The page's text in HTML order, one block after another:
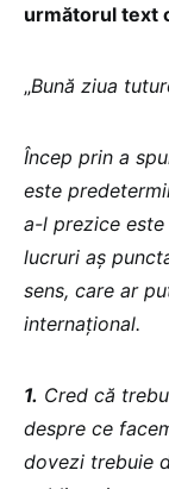
următorul text
„Bună ziua
Încep prin a
este
a-l prezice
lucruri aș
sens, care ar
internațional.
1. Cred că
despre ce
dovezi trebuie